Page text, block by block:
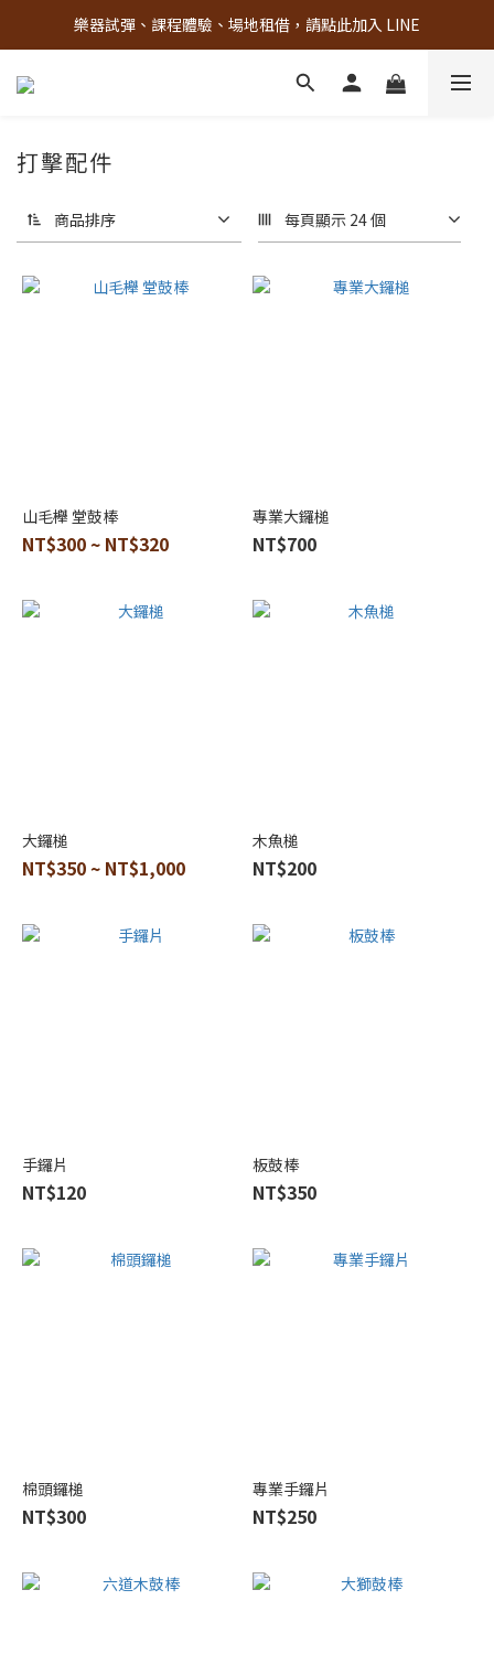
古亭門市 + 先進音樂教室週末假日皆有營業
樂器試彈、課程體驗、場地租借，請點此加入 LINE
古亭門市 + 先進音樂教室週末假日皆有營業
打擊配件
商品排序 每頁顯示 24 個
山毛櫸 堂鼓棒
NT$300 ~ NT$320
專業大鑼槌
NT$700
大鑼槌
NT$350 ~ NT$1,000
木魚槌
NT$200
手鑼片
NT$120
板鼓棒
NT$350
棉頭鑼槌
NT$300
專業手鑼片
NT$250